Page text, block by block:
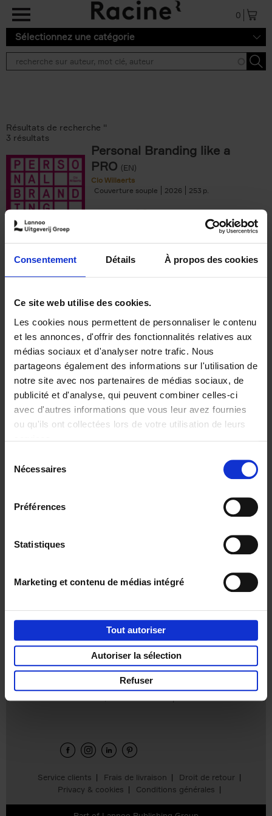
Consentement Détails À propos des cookies
Ce site web utilise des cookies.
Les cookies nous permettent de personnaliser le contenu
et les annonces, d'offrir des fonctionnalités relatives aux
médias sociaux et d'analyser notre trafic. Nous
partageons également des informations sur l'utilisation de
notre site avec nos partenaires de médias sociaux, de
publicité et d'analyse, qui peuvent combiner celles-ci
avec d'autres informations que vous leur avez fournies
ou qu'ils ont collectées lors de votre utilisation de leurs
Nécessaires
Préférences
Statistiques
Marketing et contenu de médias intégré
Tout autoriser
Autoriser la sélection
Refuser
Aller au contenu principal
0
Sélectionnez une catégorie
Résultats de recherche ''
3 résultats
Personal Branding like a
PRO (EN)
Clo Willaerts
Couverture souple
2026 253
€34,99
Digital marketing like a PRO -
completely revised edition
Clo Willaerts
Couverture souple
2022 226
€35,50
Content Marketing like a
Ajouter au panier
Service clients Frais de livraison
Droit de retour
Privacy & cookies
Conditions générales
Envie de bonnes idées de lecture, de